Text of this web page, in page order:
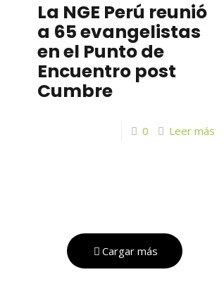
La NGE Perú reunió
a 65 evangelistas
en el Punto de
Encuentro post
Cumbre
0 Leer más
Cargar más